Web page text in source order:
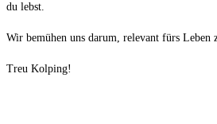
du lebst.
Wir bemühen uns darum, relevant fürs Leben
Treu Kolping!